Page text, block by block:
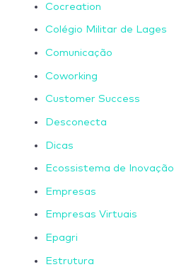
Cocreation
Colégio Militar de Lages
Comunicação
Coworking
Customer Success
Desconecta
Dicas
Ecossistema de Inovação
Empresas
Empresas Virtuais
Epagri
Estrutura